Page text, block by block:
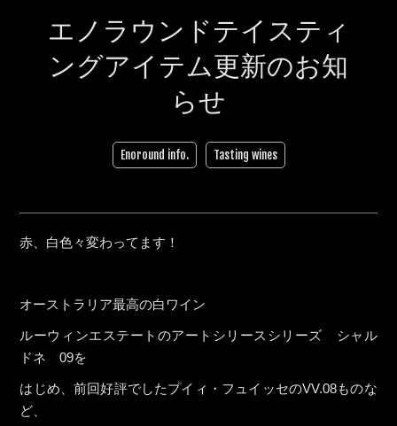
エノラウンドテイスティ
ングアイテム更新のお知
らせ
Enoround info. Tasting wines
赤、白色々変わってます！
オーストラリア最高の白ワイン
ルーウィンエステートのアートシリースシリーズ シャル
ドネ 09を
はじめ、前回好評でしたプイィ・フュイッセのVV.08ものな
ど、